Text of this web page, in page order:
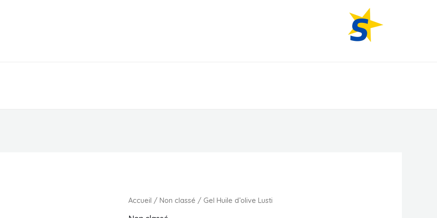
Accueil /Non classé / Gel Huile d’olive Lusti